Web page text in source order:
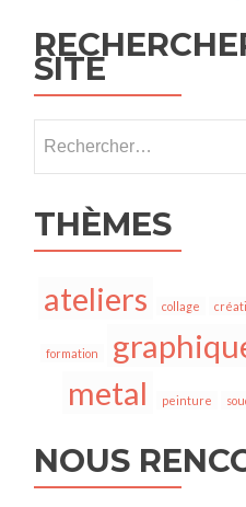
SITE
THÈMES
ateliers
collage
formation
metal peinture
NOUS